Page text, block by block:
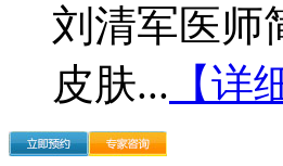
刘清军医师
皮肤... 【详